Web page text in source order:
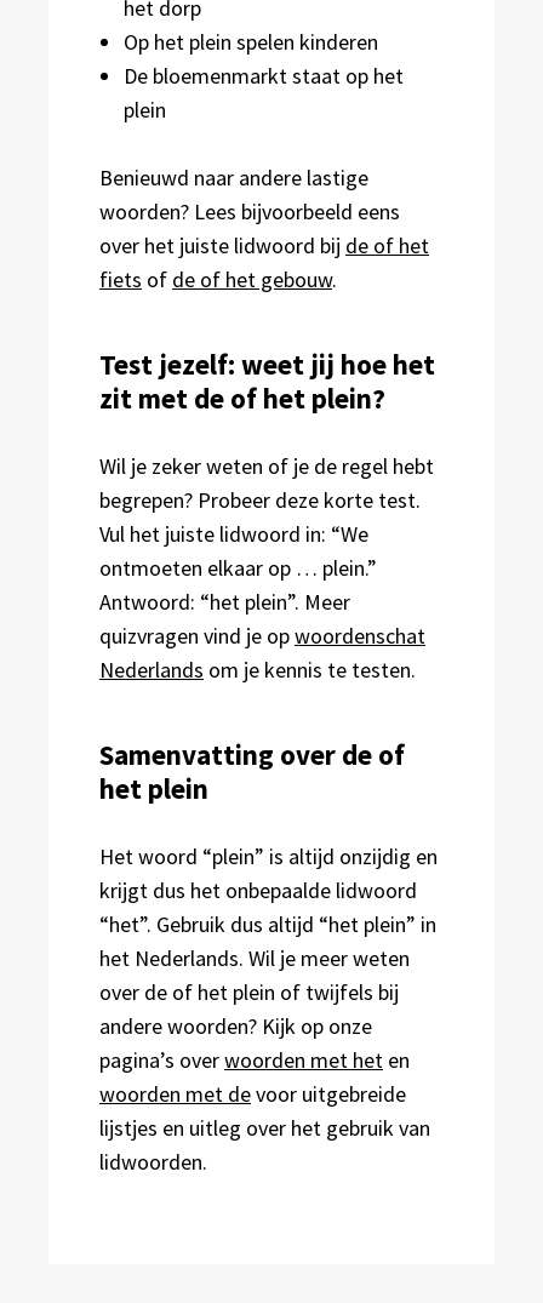
het dorp
Op het plein spelen kinderen
De bloemenmarkt staat op het
plein
Benieuwd naar andere lastige
woorden? Lees bijvoorbeeld eens
over het juiste lidwoord bij de of het
fiets of de of het gebouw.
Test jezelf: weet jij hoe het
zit met de of het plein?
Wil je zeker weten of je de regel hebt
begrepen? Probeer deze korte test.
Vul het juiste lidwoord in: “We
ontmoeten elkaar op … plein.”
Antwoord: “het plein”. Meer
quizvragen vind je opwoordenschat
Nederlands om je kennis te testen.
Samenvatting over de of
het plein
Het woord “plein” is altijd onzijdig en
krijgt dus het onbepaalde lidwoord
“het”. Gebruik dus altijd “het plein” in
het Nederlands. Wil je meer weten
over de of het plein of twijfels bij
andere woorden? Kijk op onze
pagina’s overwoorden met het en
woorden met devoor uitgebreide
lijstjes en uitleg over het gebruik van
lidwoorden.